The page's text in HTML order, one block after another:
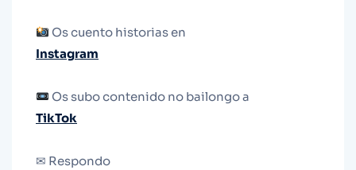
Os cuento historias en
Instagram
Os subo contenido no bailongo a
TikTok
✉ Respondo